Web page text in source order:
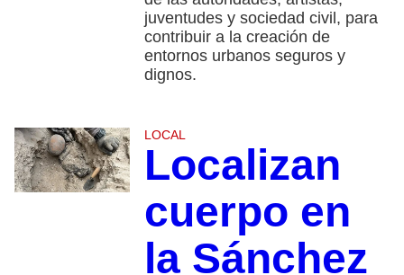
juventudes y sociedad civil, para
contribuir a la creación de
entornos urbanos seguros y
dignos.
LOCAL
Localizan
cuerpo en
la Sánchez